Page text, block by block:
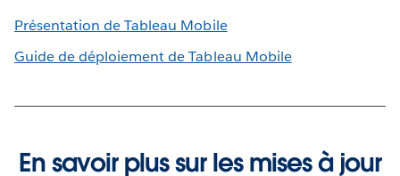
Présentation de Tableau Mobile
Guide de déploiement de Tableau Mobile
En savoir plus sur les mises à jour